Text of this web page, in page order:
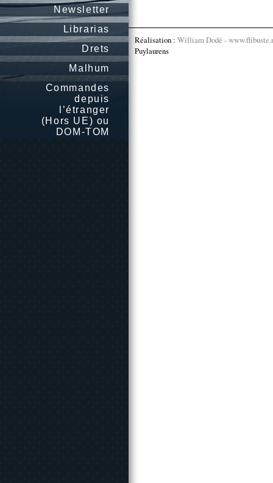
Newsletter
Librarias
Drets
Malhum
Commandes
depuis
l’étranger
(Hors UE) ou
DOM-TOM
Réalisation : William Dodé -
Puylaurens